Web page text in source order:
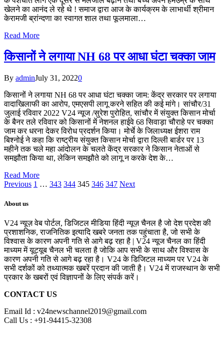
खेलने का आनंद ले रहे थे ! समाज द्वारा आज के कार्यक्रम के लाभार्थी श्रीमान
केरामजी ब्रांन्दणा का स्वागत शाल तथा फूलमाला…
Read More
किसानों ने लगाया NH 68 पर आधा घंटा चक्का जाम
By adminJuly 31, 20220
किसानों ने लगाया NH 68 पर आधा घंटा चक्का जाम: केंद्र सरकार पर लगाया
वादाखिलाफी का आरोप, एमएसपी लागू करने सहित की कई मांगे। सांचौर/31
जुलाई रविवार 2022 V24 न्यूज /सुरेश पुरोहित, सांचौर में संयुक्त किसान मोर्चा
के बैनर तले रविवार को किसानों में नेशनल हाईवे 68 सिवाड़ा चौराहे पर चक्का
जाम कर धरना देकर विरोध प्रदर्शन किया। मोर्चे के जिलाध्यक्ष ईशरा राम
बिश्नोई ने कहा कि राष्ट्रीय संयुक्त किसान मोर्चा द्वारा दिल्ली बार्डर पर 13
महीने तक चले महा आंदोलन के चलते केंद्र सरकार ने किसान नेताओं से
समझौता किया था, लेकिन समझौते को लागू न करके देश के…
Read More
Previous 1 … 343 344 345 346 347 Next
About us
V24 न्यूज़ वेब पोर्टल, डिजिटल मीडिया हिंदी न्यूज़ चैनल है जो देश प्रदेश की
प्रशाशनिक, राजनितिक इत्यादि खबरे जनता तक पहुंचाता है, जो सभी के
विश्वास के कारण अपनी गति से आगे बढ़ रहा है | V24 न्यूज चैनल का हिंदी
माध्यम में यूट्यूब चैनल भी चलता है जोकि आप सभी के साथ और विश्वास के
कारण अपनी गति से आगे बढ़ रहा है। V24 के डिजिटल माध्यम पर V24 के
सभी दर्शकों को तथ्यात्मक खबरें प्रदान की जाती है। V24 में राजस्थान के सभी
प्रकार के खबरों एवं विज्ञापनों के लिए संपर्क करें।
CONTACT US
Email Id : v24newschannel2019@gmail.com
Call Us : +91-94415-32308